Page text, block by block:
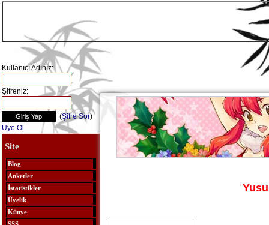
Kullanıcı Adınız:
Şifreniz:
(Şifre Sor)
Üye Ol
Site
Blog
Anketler
İstatistikler
Üyelik
Künye